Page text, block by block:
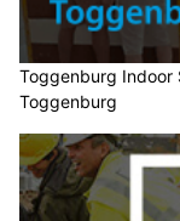
Toggenburg Indoor
Toggenburg